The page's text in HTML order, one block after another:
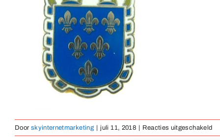
Door skyinternetmarketing juli 11, 2018 Reacties uitgeschakeld